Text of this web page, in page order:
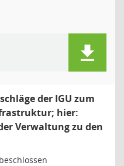
der IGU zum
hier:
Verwaltung zu den